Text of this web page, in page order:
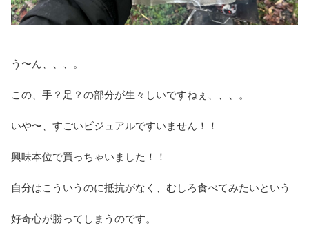
う〜ん、、、。
この、手？足？の部分が生々しいですねぇ、、、。
いや〜、すごいビジュアルですいません！！
興味本位で買っちゃいました！！
自分はこういうのに抵抗がなく、むしろ食べてみたいという
好奇心が勝ってしまうのです。